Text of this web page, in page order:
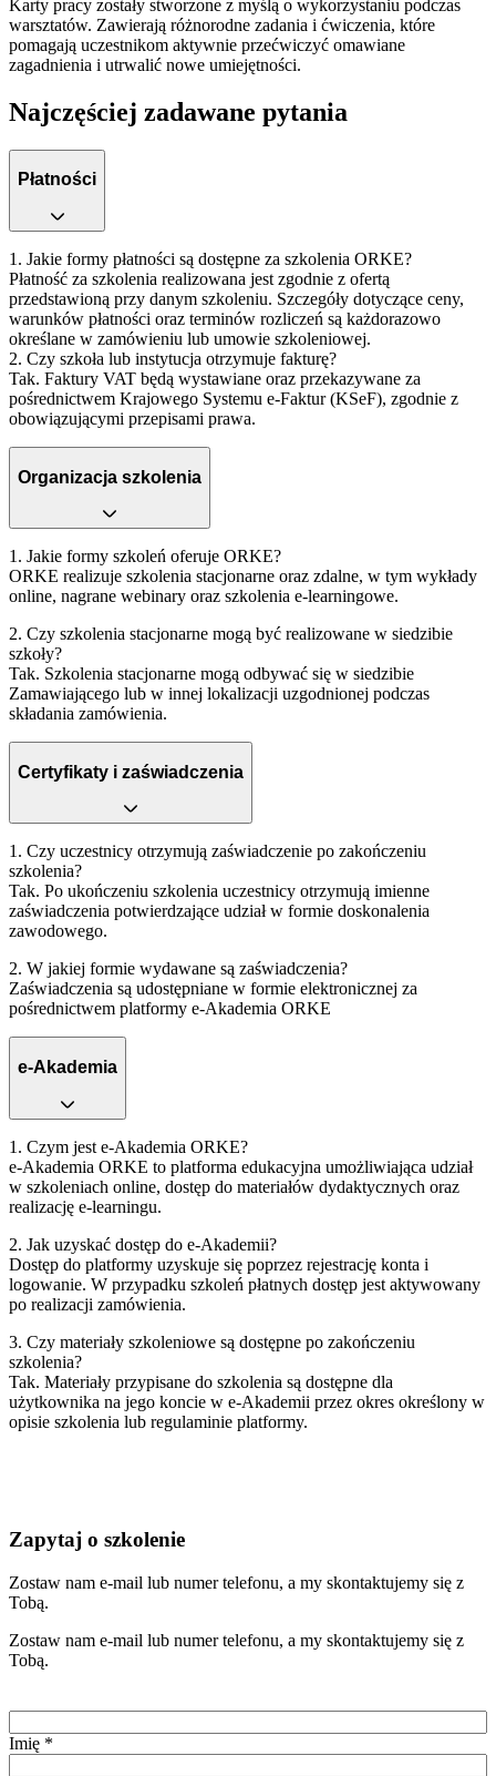
Karty pracy zostały stworzone z myślą o wykorzystaniu podczas
warsztatów. Zawierają różnorodne zadania i ćwiczenia, które
pomagają uczestnikom aktywnie przećwiczyć omawiane
zagadnienia i utrwalić nowe umiejętności.
Najczęściej zadawane pytania
Płatności
1. Jakie formy płatności są dostępne za szkolenia ORKE?
Płatność za szkolenia realizowana jest zgodnie z ofertą
przedstawioną przy danym szkoleniu. Szczegóły dotyczące ceny,
warunków płatności oraz terminów rozliczeń są każdorazowo
określane w zamówieniu lub umowie szkoleniowej.
2. Czy szkoła lub instytucja otrzymuje fakturę?
Tak. Faktury VAT będą wystawiane oraz przekazywane za
pośrednictwem Krajowego Systemu e-Faktur (KSeF), zgodnie z
obowiązującymi przepisami prawa.
Organizacja szkolenia
1. Jakie formy szkoleń oferuje ORKE?
ORKE realizuje szkolenia stacjonarne oraz zdalne, w tym wykłady
online, nagrane webinary oraz szkolenia e‑learningowe.
2. Czy szkolenia stacjonarne mogą być realizowane w siedzibie
szkoły?
Tak. Szkolenia stacjonarne mogą odbywać się w siedzibie
Zamawiającego lub w innej lokalizacji uzgodnionej podczas
składania zamówienia.
Certyfikaty i zaświadczenia
1. Czy uczestnicy otrzymują zaświadczenie po zakończeniu
szkolenia?
Tak. Po ukończeniu szkolenia uczestnicy otrzymują imienne
zaświadczenia potwierdzające udział w formie doskonalenia
zawodowego.
2. W jakiej formie wydawane są zaświadczenia?
Zaświadczenia są udostępniane w formie elektronicznej za
pośrednictwem platformy e‑Akademia ORKE
e-Akademia
1. Czym jest e‑Akademia ORKE?
e‑Akademia ORKE to platforma edukacyjna umożliwiająca udział
w szkoleniach online, dostęp do materiałów dydaktycznych oraz
realizację e‑learningu.
2. Jak uzyskać dostęp do e‑Akademii?
Dostęp do platformy uzyskuje się poprzez rejestrację konta i
logowanie. W przypadku szkoleń płatnych dostęp jest aktywowany
po realizacji zamówienia.
3. Czy materiały szkoleniowe są dostępne po zakończeniu
szkolenia?
Tak. Materiały przypisane do szkolenia są dostępne dla
użytkownika na jego koncie w e‑Akademii przez okres określony w
opisie szkolenia lub regulaminie platformy.
Zapytaj o szkolenie
Zostaw nam e-mail lub numer telefonu, a my skontaktujemy się z
Tobą.
Zostaw nam e-mail lub numer telefonu, a my skontaktujemy się z
Tobą.
Imię *